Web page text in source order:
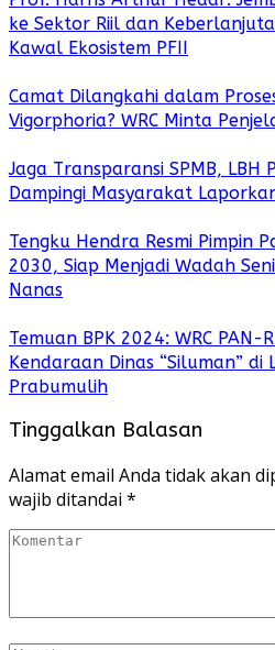
ke Sektor Riil dan
Kawal Ekosistem PFII
Camat Dilangkahi dalam
Vigorphoria? WRC Minta
Jaga Transparansi SPMB, LBH
Dampingi Masyarakat
Tengku Hendra Resmi Pimpin
2030, Siap Menjadi Wadah
Nanas
Temuan BPK 2024: WRC PAN-
Kendaraan Dinas “Siluman” di
Prabumulih
Tinggalkan Balasan
Alamat email Anda tidak akan
wajib ditandai *